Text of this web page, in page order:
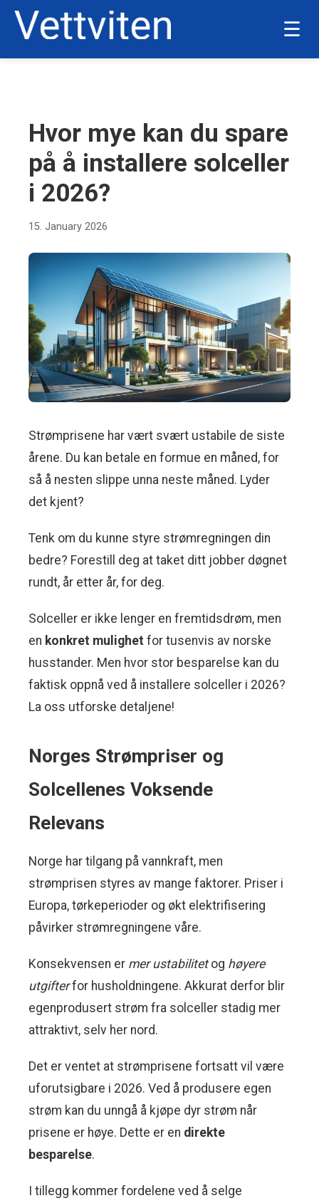
☰
Hvor mye kan du spare
på å installere solceller
i 2026?
15. January 2026
Strømprisene har vært svært ustabile de siste
årene. Du kan betale en formue en måned, for
så å nesten slippe unna neste måned. Lyder
det kjent?
Tenk om du kunne styre strømregningen din
bedre? Forestill deg at taket ditt jobber døgnet
rundt, år etter år, for deg.
Solceller er ikke lenger en fremtidsdrøm, men
en konkret mulighet for tusenvis av norske
husstander. Men hvor stor besparelse kan du
faktisk oppnå ved å installere solceller i 2026?
La oss utforske detaljene!
Norges Strømpriser og
Solcellenes Voksende
Relevans
Norge har tilgang på vannkraft, men
strømprisen styres av mange faktorer. Priser i
Europa, tørkeperioder og økt elektrifisering
påvirker strømregningene våre.
Konsekvensen er mer ustabilitetog høyere
utgifterfor husholdningene. Akkurat derfor blir
egenprodusert strøm fra solceller stadig mer
attraktivt, selv her nord.
Det er ventet at strømprisene fortsatt vil være
uforutsigbare i 2026. Ved å produsere egen
strøm kan du unngå å kjøpe dyr strøm når
prisene er høye. Dette er en direkte
besparelse.
I tillegg kommer fordelene ved å selge